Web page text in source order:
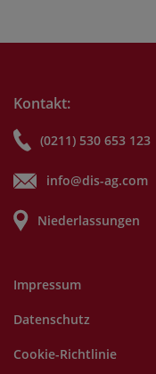
Kontakt:
(0211) 530 653 123
info@dis-ag.com
Niederlassungen
Impressum
Datenschutz
Cookie-Richtlinie